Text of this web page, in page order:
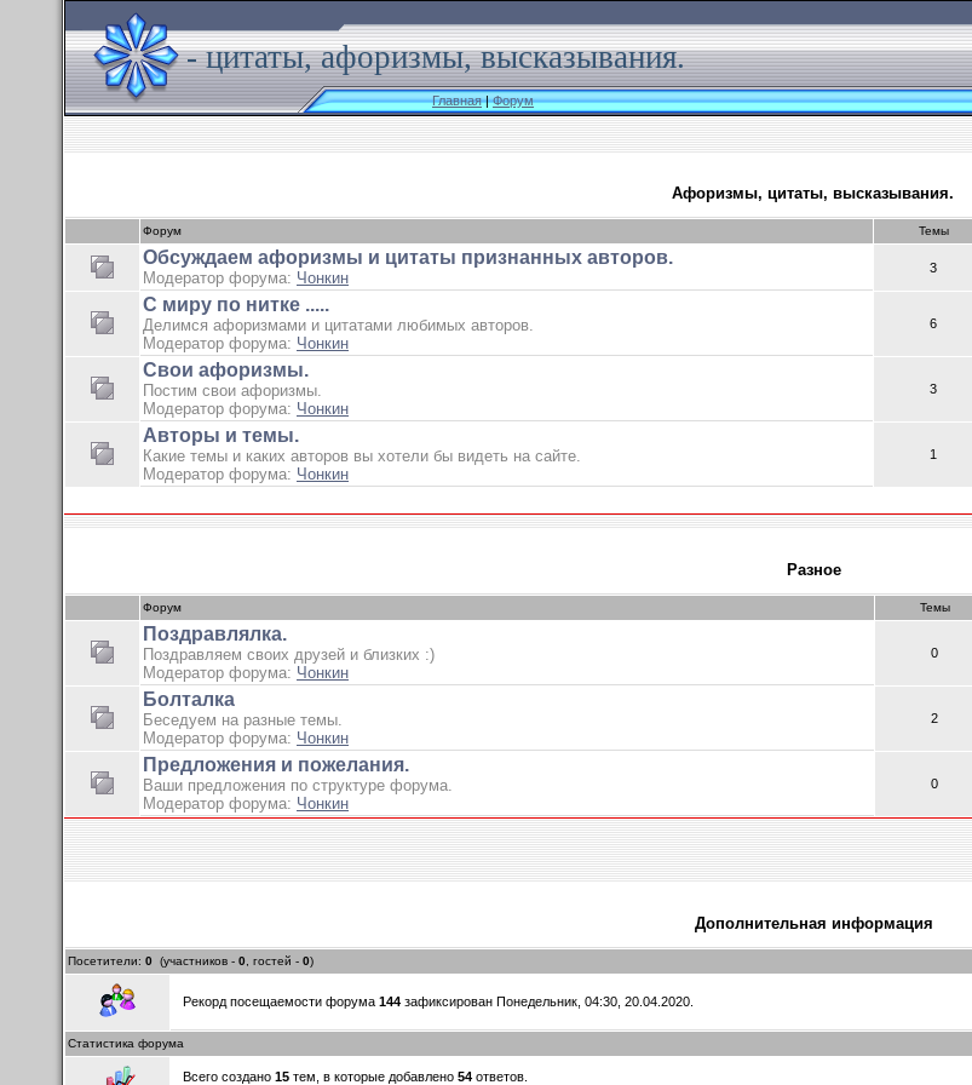
- цитаты, афоризмы, высказывания.
Главная|Форум
Афоризмы, цитаты, высказывания.
Форум Темы
Обсуждаем афоризмы и цитаты признанных авторов.
Модератор форума: Чонкин
3
С миру по нитке .....
Делимся афоризмами и цитатами любимых авторов.
Модератор форума: Чонкин
6
Свои афоризмы.
Постим свои афоризмы.
Модератор форума: Чонкин
3
Авторы и темы.
Какие темы и каких авторов вы хотели бы видеть на сайте.
Модератор форума: Чонкин
1
Разное
Форум Темы
Поздравлялка.
Поздравляем своих друзей и близких :)
Модератор форума: Чонкин
0
Болталка
Беседуем на разные темы.
Модератор форума: Чонкин
2
Предложения и пожелания.
Ваши предложения по структуре форума.
Модератор форума: Чонкин
0
Дополнительная информация
Посетители: 0 (участников - 0 , гостей - 0)
Рекорд посещаемости форума 144 зафиксирован Понедельник, 04:30, 20.04.2020.
Статистика форума
Всего создано 15 тем, в которые добавлено 54 ответов.